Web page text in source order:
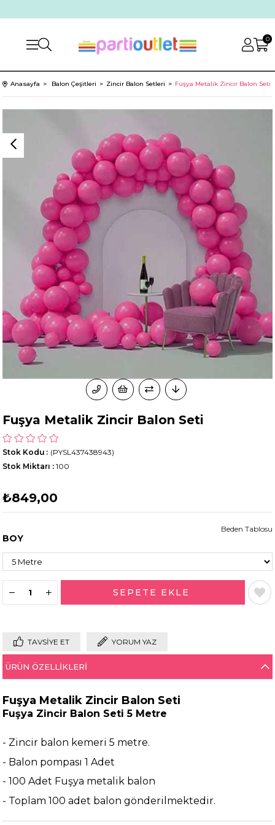
0
Anasayfa Balon Çeşitleri Zincir Balon Setleri Fuşya Metalik Zincir Balon Seti
Fuşya Metalik Zincir Balon Seti
(PYSL437438943)
Stok Kodu
Stok Miktarı : 100
₺849,00
BOY
Beden Tablosu
TAVSIYE ET YORUM YAZ
ÜRÜN ÖZELLIKLERI
Fuşya Metalik Zincir Balon Seti
Fuşya Zincir Balon Seti 5 Metre
- Zincir balon kemeri 5 metre.
- Balon pompası 1 Adet
- 100 Adet Fuşya metalik balon
- Toplam 100 adet balon gönderilmektedir.